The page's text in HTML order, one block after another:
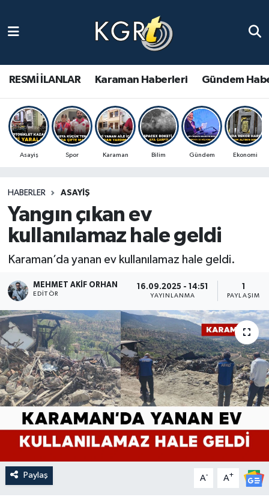
RESMİ İLANLAR Karaman Haberleri Gündem
Asayiş Spor Karaman Bilim Gündem Ekonomi
HABERLER ASAYIŞ
Yangın çıkan ev
kullanılamaz hale geldi
Karaman’da yanan ev kullanılamaz hale geldi.
MEHMET AKIF ORHAN
EDITÖR
16.09.2025 - 14:51
YAYINLANMA
1
PAYLAŞIM
Paylaş A- A+
Gündem Haberleri
Güncel Haberler
Spor Haberleri
Ulusal Haberler
Vefat Edenler